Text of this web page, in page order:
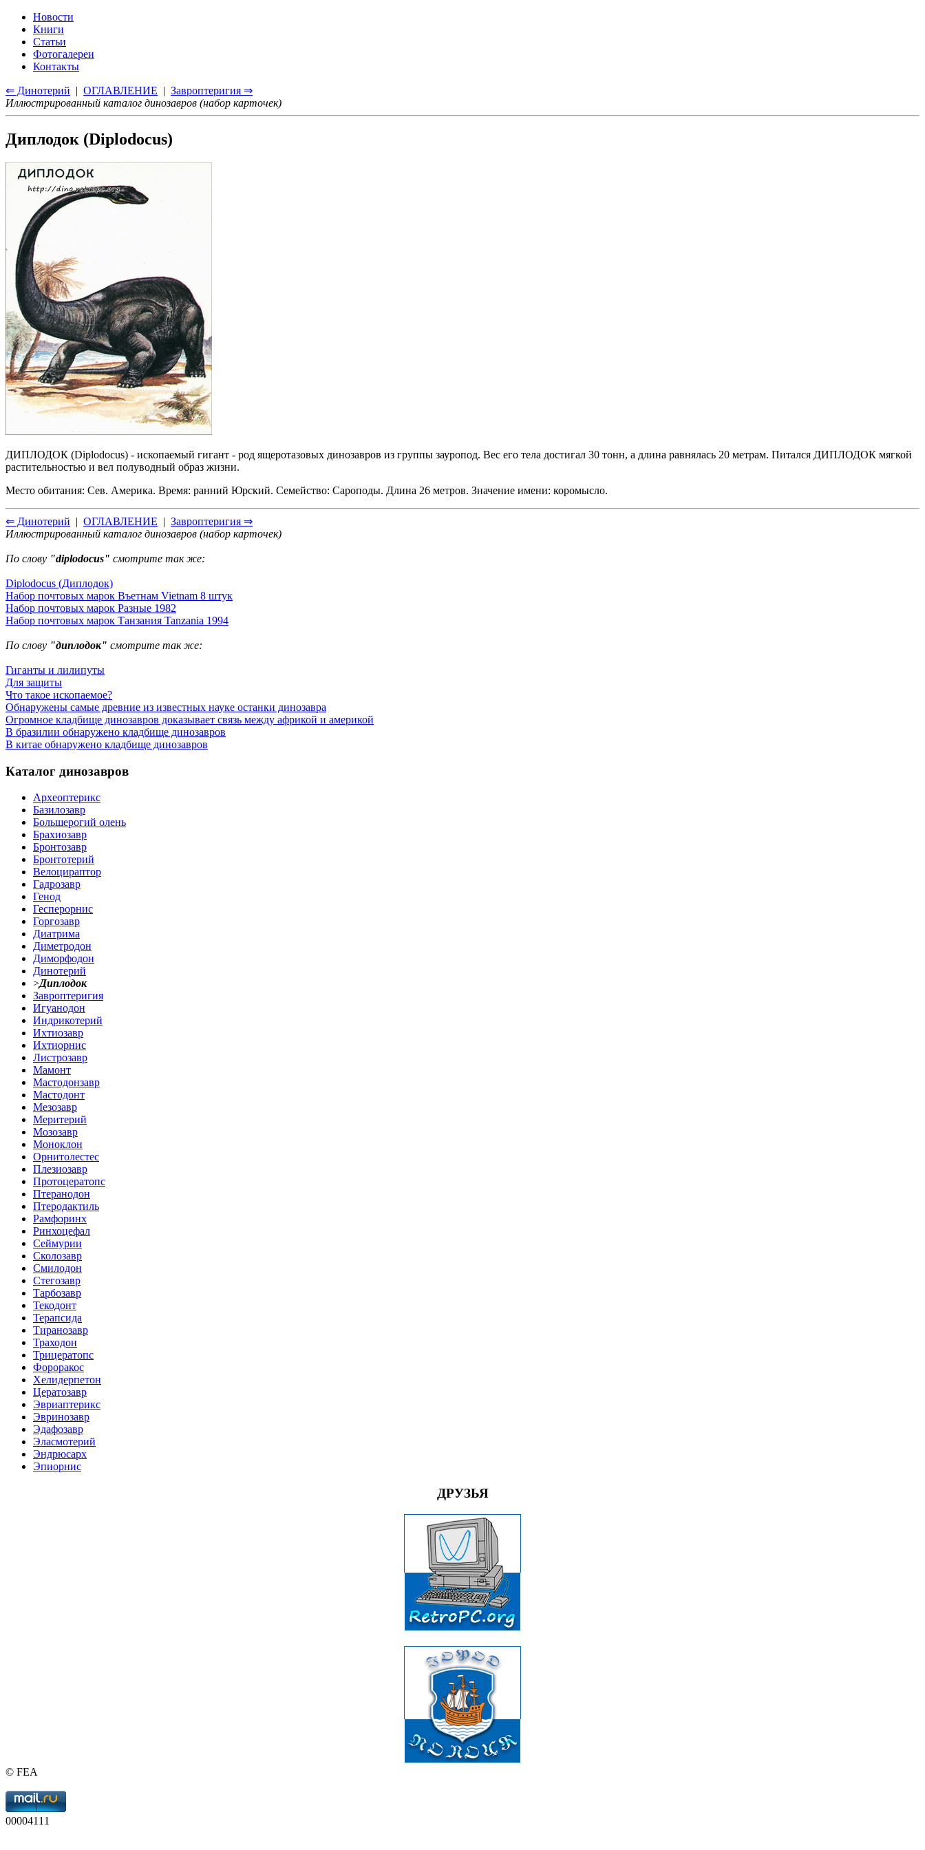
Новости
Книги
Статьи
Фотогалереи
Контакты
⇐ Динотерий | ОГЛАВЛЕНИЕ | Завроптеригия ⇒
Иллюстрированный каталог динозавров (набор карточек)
Диплодок (Diplodocus)
ДИПЛОДОК (Diplodocus) - ископаемый гигант - род ящеротазовых динозавров из группы зауропод. Вес его тела достигал 30 тонн, а длина равнялась 20 метрам. Питался ДИПЛОДОК мягкой
растительностью и вел полуводный образ жизни.
Место обитания: Сев. Америка. Время: ранний Юрский. Семейство: Сароподы. Длина 26 метров. Значение имени: коромысло.
⇐ Динотерий | ОГЛАВЛЕНИЕ | Завроптеригия ⇒
Иллюстрированный каталог динозавров (набор карточек)
По слову "diplodocus" смотрите так же:
Diplodocus (Диплодок)
Набор почтовых марок Въетнам Vietnam 8 штук
Набор почтовых марок Разные 1982
Набор почтовых марок Танзания Tanzania 1994
По слову "диплодок" смотрите так же:
Гиганты и лилипуты
Для защиты
Что такое ископаемое?
Обнаружены самые древние из известных науке останки динозавра
Огромное кладбище динозавров доказывает связь между африкой и америкой
В бразилии обнаружено кладбище динозавров
В китае обнаружено кладбище динозавров
Каталог динозавров
Археоптерикс
Базилозавр
Большерогий олень
Брахиозавр
Бронтозавр
Бронтотерий
Велоцираптор
Гадрозавр
Генод
Гесперорнис
Горгозавр
Диатрима
Диметродон
Диморфодон
Динотерий
>Диплодок
Завроптеригия
Игуанодон
Индрикотерий
Ихтиозавр
Ихтиорнис
Листрозавр
Мамонт
Мастодонзавр
Мастодонт
Мезозавр
Меритерий
Мозозавр
Моноклон
Орнитолестес
Плезиозавр
Протоцератопс
Птеранодон
Птеродактиль
Рамфоринх
Ринхоцефал
Сеймурии
Сколозавр
Смилодон
Стегозавр
Тарбозавр
Текодонт
Терапсида
Тиранозавр
Траходон
Трицератопс
Фороракос
Хелидерпетон
Цератозавр
Эвриаптерикс
Эвринозавр
Эдафозавр
Эласмотерий
Эндрюсарх
Эпиорнис
ДРУЗЬЯ
© FEA
00004111